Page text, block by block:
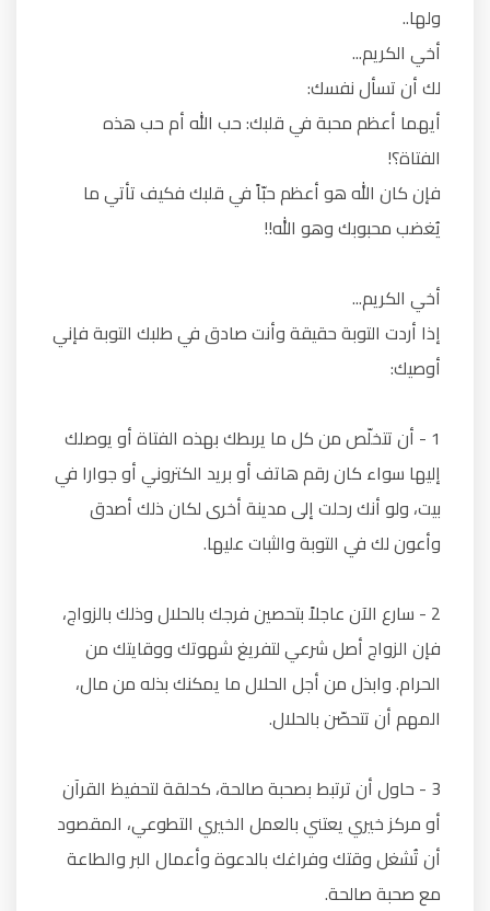
ولها..
أخي الكريم...
لك أن تسأل نفسك:
أيهما أعظم محبة في قلبك: حب الله أم حب هذه
الفتاة؟!
فإن كان الله هو أعظم حبّاً في قلبك فكيف تأتي ما
يُغضب محبوبك وهو الله!!
أخي الكريم...
إذا أردت التوبة حقيقة وأنت صادق في طلبك التوبة فإني
أوصيك:
1 - أن تتخلّص من كل ما يربطك بهذه الفتاة أو يوصلك
إليها سواء كان رقم هاتف أو بريد الكتروني أو جوارا في
بيت، ولو أنك رحلت إلى مدينة أخرى لكان ذلك أصدق
وأعون لك في التوبة والثبات عليها.
2 - سارع الآن عاجلاً بتحصين فرجك بالحلال وذلك بالزواج،
فإن الزواج أصل شرعي لتفريغ شهوتك ووقايتك من
الحرام. وابذل من أجل الحلال ما يمكنك بذله من مال،
المهم أن تتحصّن بالحلال.
3 - حاول أن ترتبط بصحبة صالحة، كحلقة لتحفيظ القرآن
أو مركز خيري يعتني بالعمل الخيري التطوعي، المقصود
أن تُشغل وقتك وفراغك بالدعوة وأعمال البر والطاعة
مع صحبة صالحة.